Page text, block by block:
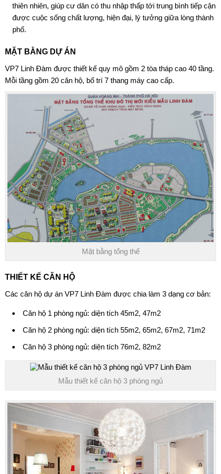
thiên nhiên, giúp cư dân có thu nhập thấp tới trung bình tiếp cận
được cuộc sống chất lượng, hiện đại, lý tưởng giữa lòng thành
phố.
MẶT BẰNG DỰ ÁN
VP7 Linh Đàm được thiết kế quy mô gồm 2 tòa tháp cao 40 tầng.
Mỗi tầng gồm 20 căn hộ, bố trí 7 thang máy cao cấp.
Mặt bằng tổng thể
THIẾT KẾ CĂN HỘ
Các căn hộ dự án VP7 Linh Đàm được chia làm 3 dạng cơ bản:
Căn hộ 1 phòng ngủ: diện tích 45m2, 47m2
Căn hộ 2 phòng ngủ: diện tích 55m2, 65m2, 67m2, 71m2
Căn hộ 3 phòng ngủ: diện tích 76m2, 82m2
Mẫu thiết kế căn hộ 3 phòng ngủ